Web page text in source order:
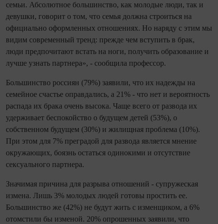
семьи. Абсолютное большинство, как молодые люди, так и
девушки, говорит о том, что семья должна строиться на
официально оформленных отношениях. Но наряду с этим мы
видим современный тренд: прежде чем вступить в брак,
люди предпочитают встать на ноги, получить образование и
лучше узнать партнера», - сообщила профессор.
Большинство россиян (79%) заявили, что их надежды на
семейное счастье оправдались, а 21% - что нет и вероятность
распада их брака очень высока. Чаще всего от развода их
удерживает беспокойство о будущем детей (53%), о
собственном будущем (30%) и жилищная проблема (10%).
При этом для 7% преградой для развода является мнение
окружающих, боязнь остаться одинокими и отсутствие
сексуального партнера.
Значимая причина для разрыва отношений - супружеская
измена. Лишь 3% молодых людей готовы простить ее.
Большинство же (42%) не будут жить с изменщиком, а 6%
отомстили бы изменой. 20% опрошенных заявили, что